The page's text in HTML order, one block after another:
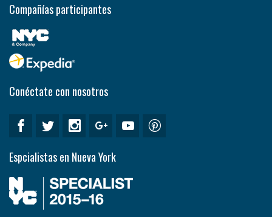
Compañías participantes
Conéctate con nosotros
Espcialistas en Nueva York